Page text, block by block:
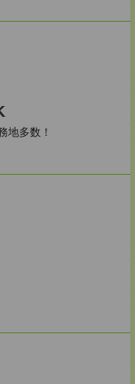
地多数！